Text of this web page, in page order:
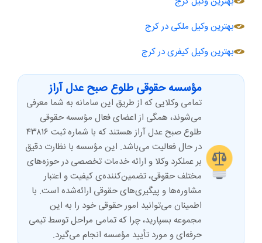
بهترین وکیل ملکی در کرج
بهترین وکیل کیفری در کرج
مؤسسه حقوقی طلوع صبح عدل آراز
تمامی وکلایی که از طریق این سامانه به شما معرفی
می‌شوند، همگی از اعضای فعال مؤسسه حقوقی
طلوع صبح عدل آراز هستند که با شماره ثبت ۴۳۸۱۶
در حال فعالیت می‌باشد. این مؤسسه با نظارت دقیق
بر عملکرد وکلا و ارائه خدمات تخصصی در حوزه‌های
مختلف حقوقی، تضمین‌کننده‌ی کیفیت و اعتبار
مشاوره‌ها و پیگیری‌های حقوقی ارائه‌شده است. با
اطمینان می‌توانید امور حقوقی خود را به این
مجموعه بسپارید، چرا که تمامی مراحل توسط تیمی
حرفه‌ای و مورد تأیید مؤسسه انجام می‌گیرد.